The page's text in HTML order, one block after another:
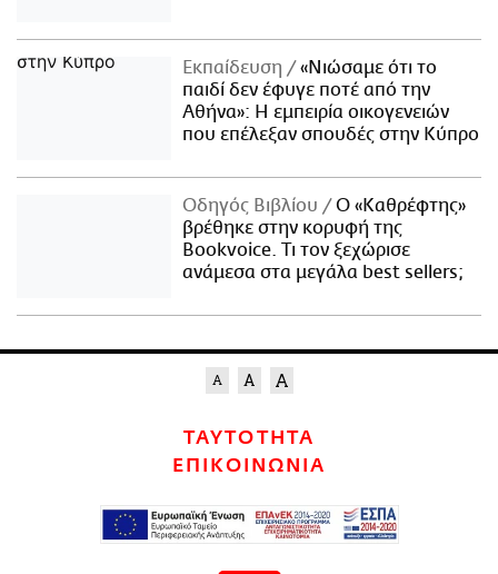
Εκπαίδευση
«Νιώσαμε ότι το
παιδί δεν έφυγε ποτέ από την
Αθήνα»: Η εμπειρία οικογενειών
που επέλεξαν σπουδές στην Κύπρο
Οδηγός Βιβλίου
Ο «Καθρέφτης»
βρέθηκε στην κορυφή της
Bookvoice. Τι τον ξεχώρισε
ανάμεσα στα μεγάλα best sellers;
ΤΑΥΤΟΤΗΤΑ
ΕΠΙΚΟΙΝΩΝΙΑ